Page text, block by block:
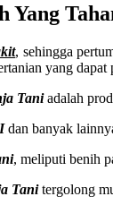
Yang
, sehingga
yang
Taniadalah
dan banyak
, meliputi benih
Tanitergolong